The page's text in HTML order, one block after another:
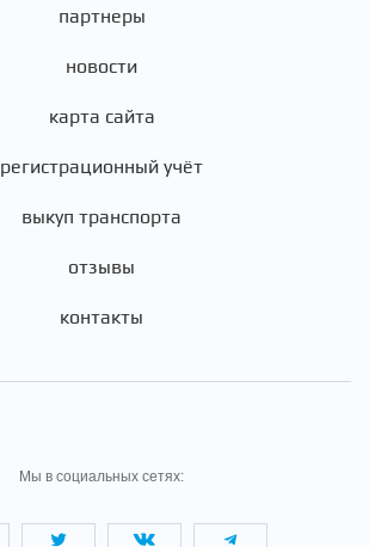
партнеры
новости
карта сайта
регистрационный учёт
выкуп транспорта
отзывы
контакты
Мы в социальных сетях: